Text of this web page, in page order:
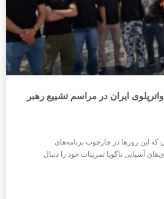
ایران در مراسم تشییع رهبر
که این روزها در چارچوب برنامه‌های
آسیایی ناگویا تمرینات خود را دنبال